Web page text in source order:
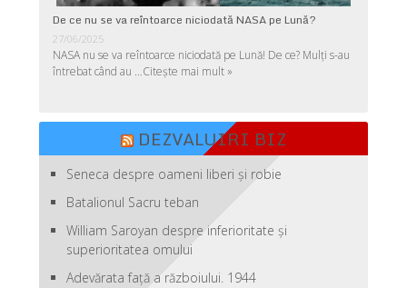
De ce nu se va reîntoarce niciodată NASA pe Lună?
27/06/2025
NASA nu se va reîntoarce niciodată pe Lună! De ce? Mulţi s-au
întrebat când au …Citește mai mult »
DEZVALUIRI BIZ
Seneca despre oameni liberi şi robie
Batalionul Sacru teban
William Saroyan despre inferioritate şi
superioritatea omului
Adevărata față a războiului. 1944